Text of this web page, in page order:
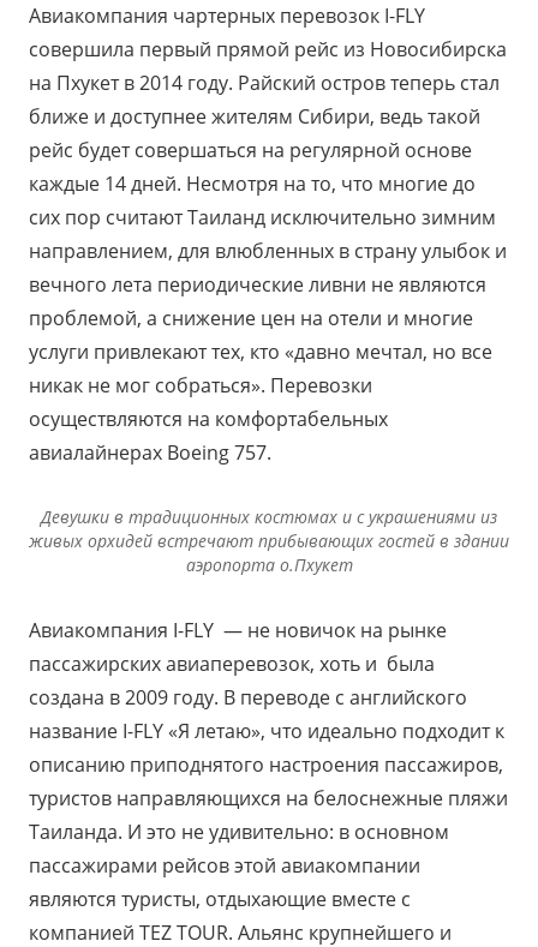
Авиакомпания чартерных перевозок I-FLY
совершила первый прямой рейс из Новосибирска
на Пхукет в 2014 году. Райский остров теперь стал
ближе и доступнее жителям Сибири, ведь такой
рейс будет совершаться на регулярной основе
каждые 14 дней. Несмотря на то, что многие до
сих пор считают Таиланд исключительно зимним
направлением, для влюбленных в страну улыбок и
вечного лета периодические ливни не являются
проблемой, а снижение цен на отели и многие
услуги привлекают тех, кто «давно мечтал, но все
никак не мог собраться». Перевозки
осуществляются на комфортабельных
авиалайнерах Boeing 757.
Девушки в традиционных костюмах и с украшениями из
живых орхидей встречают прибывающих гостей в здании
аэропорта о.Пхукет
Авиакомпания I-FLY — не новичок на рынке
пассажирских авиаперевозок, хоть и была
создана в 2009 году. В переводе с английского
название I-FLY «Я летаю», что идеально подходит к
описанию приподнятого настроения пассажиров,
туристов направляющихся на белоснежные пляжи
Таиланда. И это не удивительно: в основном
пассажирами рейсов этой авиакомпании
являются туристы, отдыхающие вместе с
компанией TEZ TOUR. Альянс крупнейшего и